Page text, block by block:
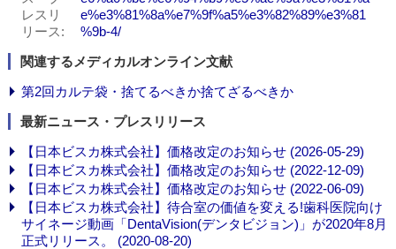
レスリ
リース
e%e3%81%8a%e7%9f%a5%e3%82%89%e3%81
%9b-4/
関連するメディカルオンライン文献
第2回カルテ袋・捨てるべきか捨てざるべきか
最新ニュース・プレスリリース
【日本ビスカ株式会社】価格改定のお知らせ (2026-05-29)
【日本ビスカ株式会社】価格改定のお知らせ (2022-12-09)
【日本ビスカ株式会社】価格改定のお知らせ (2022-06-09)
【日本ビスカ株式会社】待合室の価値を変える!歯科医院向け
サイネージ動画「DentaVision(デンタビジョン)」が2020年8月
正式リリース。 (2020-08-20)